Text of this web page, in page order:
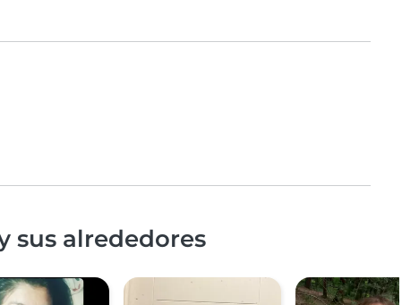
sus alrededores